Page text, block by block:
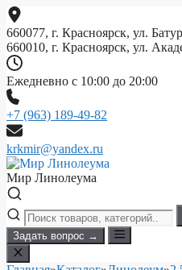
Перейти
к
содержимому
660077, г. Красноярск, ул.
660010, г. Красноярск, ул.
Ежедневно с 10:00 до 20:00
+7 (963) 189-49-82
krkmir@yandex.ru
Мир Линолеума
Задать вопрос →